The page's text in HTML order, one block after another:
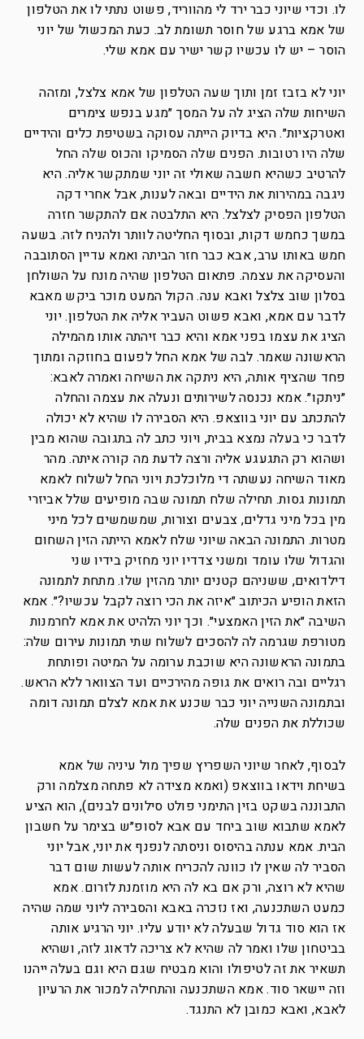
לו. וכדי שיוני כבר ירד לי מהווריד, פשוט נתתי לו את הטלפון
של אמא ברגע של חוסר תשומת לב. כעת המכשול של יוני
הוסר – יש לו עכשיו קשר ישיר עם אמא שלי.
יוני לא בזבז זמן ותוך שעה הטלפון של אמא צלצל, ומזהה
השיחות שלה הציג לה על המסך ״מגע בנפש צימרים
ואטרקציות״. היא בדיוק הייתה עסוקה בשטיפת כלים והידיים
שלה היו רטובות. הפנים שלה הסמיקו והכוס שלה החל
להרטיב כשהיא חשבה שאולי זה יוני שמתקשר אליה. היא
ניגבה במהירות את הידיים ובאה לענות, אבל אחרי דקה
הטלפון הפסיק לצלצל. היא התלבטה אם להתקשר חזרה
במשך כחמש דקות, ובסוף החליטה לוותר ולהניח לזה. בשעה
חמש באותו ערב, אבא כבר חזר הביתה ואמא עדיין הסתובבה
והעסיקה את עצמה. פתאום הטלפון שהיה מונח על השולחן
בסלון שוב צלצל ואבא ענה. הקול המעט מוכר ביקש מאבא
לדבר עם אמא, ואבא פשוט העביר אליה את הטלפון. יוני
הציג את עצמו בפני אמא והיא כבר זיהתה אותו מהמילה
הראשונה שאמר. לבה של אמא החל לפעום בחוזקה ומתוך
פחד שהציף אותה, היא ניתקה את השיחה ואמרה לאבא:
״ניתקו״. אמא נכנסה לשירותים ונעלה את עצמה והחלה
להתכתב עם יוני בווצאפ. היא הסבירה לו שהיא לא יכולה
לדבר כי בעלה נמצא בבית, ויוני כתב לה בתגובה שהוא מבין
ושהוא רק התגעגע אליה ורצה לדעת מה קורה איתה. מהר
מאוד השיחה נעשתה די מלוכלכת ויוני החל לשלוח לאמא
תמונות גסות. תחילה שלח תמונה שבה מופיעים שלל אביזרי
מין בכל מיני גדלים, צבעים וצורות, שמשמשים לכל מיני
מטרות. התמונה הבאה שיוני שלח לאמא הייתה הזין השחום
והגדול שלו עומד ומשני צדדיו יוני מחזיק בידיו שני
דילדואים, ששניהם קטנים יותר מהזין שלו. מתחת לתמונה
הזאת הופיע הכיתוב ״איזה את הכי רוצה לקבל עכשיו?״. אמא
השיבה ״את הזין האמצעי״. וכך יוני הלהיט את אמא לחרמנות
מטורפת שגרמה לה להסכים לשלוח שתי תמונות עירום שלה:
בתמונה הראשונה היא שוכבת ערומה על המיטה ופותחת
רגליים ובה רואים את גופה מהירכיים ועד הצוואר ללא הראש.
ובתמונה השנייה יוני כבר שכנע את אמא לצלם תמונה דומה
שכוללת את הפנים שלה.
לבסוף, לאחר שיוני השפריץ שפיך מול עיניה של אמא
בשיחת וידאו בווצאפ (ואמא מצידה לא פתחה מצלמה ורק
התבוננה בשקט בזין התימני פולט סילונים לבנים), הוא הציע
לאמא שתבוא שוב ביחד עם אבא לסופ״ש בצימר על חשבון
הבית. אמא ענתה בהיסוס וניסתה לנפנף את יוני, אבל יוני
הסביר לה שאין לו כוונה להכריח אותה לעשות שום דבר
שהיא לא רוצה, ורק אם בא לה היא מוזמנת לזרום. אמא
כמעט השתכנעה, ואז נזכרה באבא והסבירה ליוני שמה שהיה
אז הוא סוד גדול שבעלה לא יודע עליו. יוני הרגיע אותה
בביטחון שלו ואמר לה שהיא לא צריכה לדאוג לזה, ושהיא
תשאיר את זה לטיפולו והוא מבטיח שגם היא וגם בעלה ייהנו
וזה יישאר סוד. אמא השתכנעה והתחילה למכור את הרעיון
לאבא, ואבא כמובן לא התנגד.